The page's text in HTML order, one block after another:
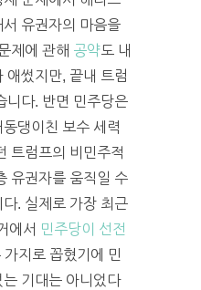
유권자의 마음을
제에 관해 공약도 내
애썼지만, 끝내 트럼
니다. 반면 민주당은
댕이친 보수 세력
트럼프의 비민주적
유권자를 움직일 수
. 실제로 가장 최근
에서 민주당이 선전
가지로 꼽혔기에 민
기대는 아니었다